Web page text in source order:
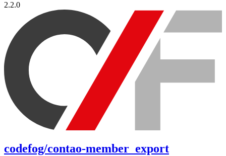
2.2.0
codefog/contao-member_export